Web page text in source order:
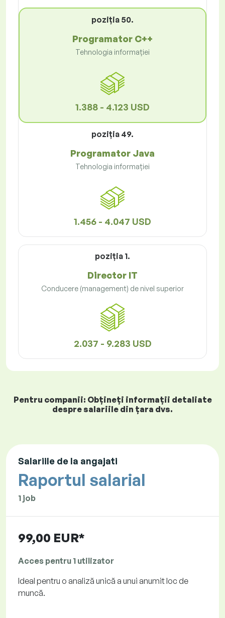
poziţia 50.
Programator C++
Tehnologia informației
1.388 - 4.123 USD
poziţia 49.
Programator Java
Tehnologia informației
1.456 - 4.047 USD
poziţia 1.
Director IT
Conducere (management) de nivel superior
2.037 - 9.283 USD
Pentru companii: Obțineți informații detaliate
despre salariile din țara dvs.
Salariile de la angajati
Raportul salarial
1 job
99,00 EUR*
Acces pentru 1 utilizator
Ideal pentru o analiză unică a unui anumit loc de
muncă.